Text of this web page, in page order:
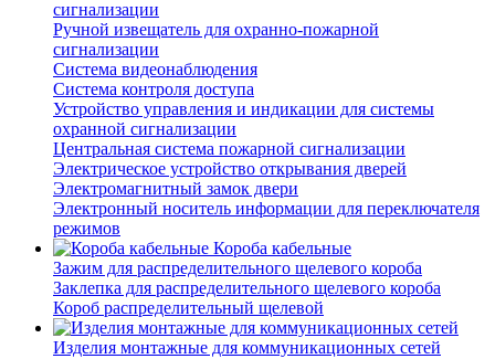
сигнализации
Ручной извещатель для охранно-пожарной
сигнализации
Система видеонаблюдения
Система контроля доступа
Устройство управления и индикации для системы
охранной сигнализации
Центральная система пожарной сигнализации
Электрическое устройство открывания дверей
Электромагнитный замок двери
Электронный носитель информации для переключателя
режимов
Короба кабельные
Зажим для распределительного щелевого короба
Заклепка для распределительного щелевого короба
Короб распределительный щелевой
Изделия монтажные для коммуникационных сетей